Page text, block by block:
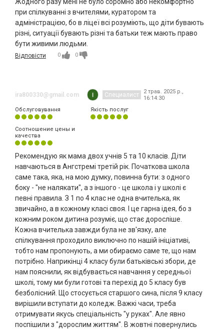
при спілкуванні з вчителями, куратором та
адміністрацією, бо в ліцеї всі розуміють, що діти бувають
різні, ситуації бувають різні та батьки теж мають право
бути живими людьми.
Відповісти 0 0
ira800330@gmail.com Специалист
2 трав. 2025 р.,
16:14:30
Обслуговування
Якість послуг
Соотношение цены и
качества
Рекомендую як мама двох учнів 5 та 10 класів. Діти
навчаються в Ангстремі третій рік. Початкова школа
саме така, яка, на мою думку, повинна бути: з одного
боку - "не налякати", а з іншого - це школа і у школі є
певні правила. З 1 по 4 клас не одна вчителька, як
звичайно, а в кожному класі своя. І це гарна ідея, бо з
кожним роком дитина розуміє, що стає доросліше.
Кожна вчителька завжди була не зв'язку, але
спілкування проходило виключно по нашій ініціативі,
тобто нам пропонують, а ми обираємо саме те, що нам
потрібно. Наприкінці 4 класу були батьківські збори, де
нам пояснили, як відбувається навчання у середньої
школі, тому ми були готові та перехід до 5 класу був
безболісний. Що стосується старшого сина, після 9 класу
вирішили вступати до коледж. Важкі часи, треба
отримувати якусь спеціальність "у руках". Але явно
поспішили з "дорослим життям". В жовтні повернулись